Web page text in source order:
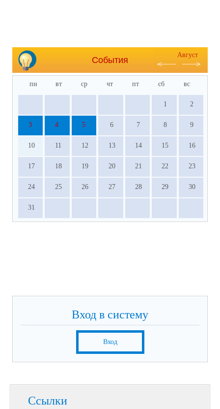
События
Август
пн вт ср чт пт сб вс
1 2
3 4 5 6 7 8 9
10 11 12 13 14 15 16
17 18 19 20 21 22 23
24 25 26 27 28 29 30
31
Вход в систему
Вход
Ссылки